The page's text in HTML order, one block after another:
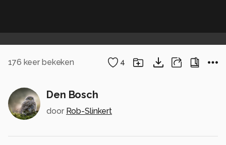
176 keer bekeken 4
Den Bosch
door Rob-Slinkert